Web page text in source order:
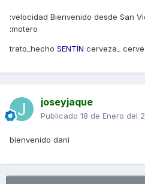
:velocidad Bienvenido desde San
:motero
trato_hecho SENTIN cerveza_
joseyjaque
Publicado 18 de Enero del
bienvenido dani